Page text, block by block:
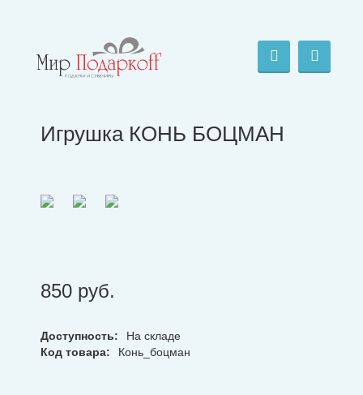
Игрушка КОНЬ БОЦМАН
850 руб.
Доступность:
На складе
Код товара:
Конь_боцман